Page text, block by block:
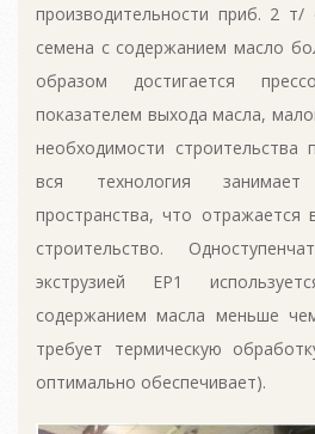
производительности приб. 2 т/
семена с содержанием масло
образом достигается
показателем выхода масла,
необходимости строительства
вся технология
пространства, что отражается
строительство.
экструзией ЕР1
содержанием масла меньше
требует термическую
оптимально обеспечивает).